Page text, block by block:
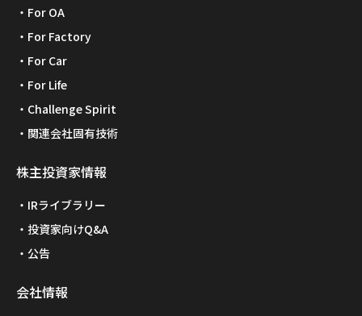
For OA
For Factory
For Car
For Life
Challenge Spirit
関連会社固有技術
株主投資家情報
IRライブラリー
投資家向けQ&A
公告
会社情報